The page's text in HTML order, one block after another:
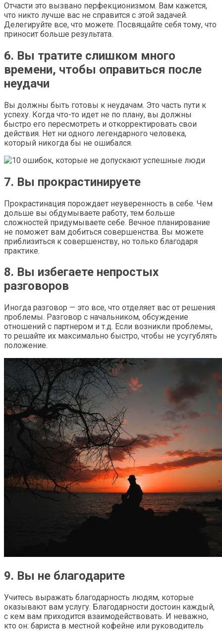
Отчасти это вызвано перфекционизмом. Вам кажется,
что никто лучше вас не справится с этой задачей.
Делегируйте все, что можете. Посвящайте себя тому, что
приносит больше результата.
6. Вы тратите слишком много
времени, чтобы оправиться после
неудачи
Вы должны быть готовы к неудачам. Это часть пути к
успеху. Когда что-то идет не по плану, вы должны
быстро его пересмотреть и откорректировать свои
действия. Нет ни одного легендарного человека,
который никогда бы не ошибался.
7. Вы прокрастинируете
Прокрастинация порождает неуверенность в себе. Чем
дольше вы обдумываете работу, тем больше
сложностей придумываете себе. Вечное планирование
не поможет вам добиться совершенства. Вы можете
приблизиться к совершенству, но только благодаря
практике.
8. Вы избегаете непростых
разговоров
Иногда разговор — это все, что отделяет вас от решения
проблемы. Разговор с начальником, обсуждение
отношений с партнером и т.д. Если возникли проблемы,
то решайте их максимально быстро, чтобы не усугублять
положение.
9. Вы не благодарите
Учитесь выражать благодарность людям, которые
оказывают вам услугу. Благодарности достоин каждый,
с кем вам приходится взаимодействовать. И неважно,
кто он: бариста в местной кофейне или руководитель